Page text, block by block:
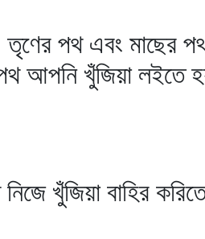
তৃণের পথ এবং মাছের
আপনি খুঁজিয়া লইতে
খুঁজিয়া বাহির